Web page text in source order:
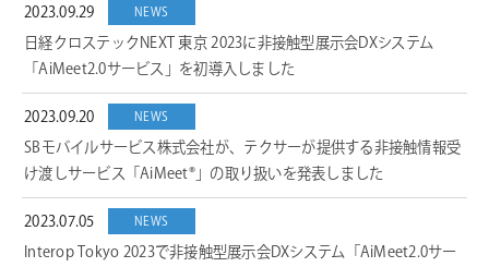
2023.09.29 NEWS
日経クロステックNEXT 東京 2023に非接触型展示会DXシステム
「AiMeet2.0サービス」を初導入しました
2023.09.20 NEWS
SBモバイルサービス株式会社が、テクサーが提供する非接触情報受
け渡しサービス「AiMeet®︎」の取り扱いを発表しました
2023.07.05 NEWS
Interop Tokyo 2023で非接触型展示会DXシステム「AiMeet2.0サー